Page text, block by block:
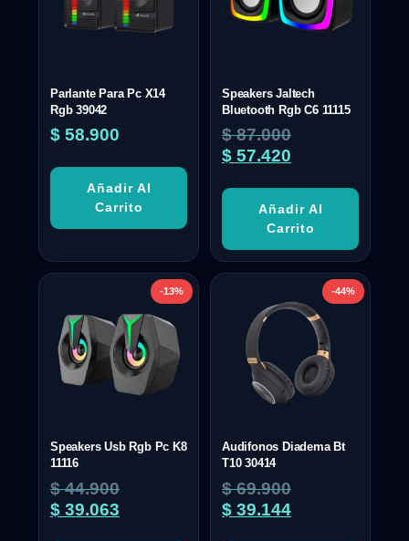
Parlante Para Pc X14
Rgb 39042
$ 58.900
Añadir Al
Carrito
Speakers Jaltech
Bluetooth Rgb C6 11115
$87.000
$ 57.420
Añadir Al
Carrito
-13%
Speakers Usb Rgb Pc K8
11116
$44.900
$ 39.063
-44%
Audifonos Diadema Bt
T10 30414
$69.900
$ 39.144